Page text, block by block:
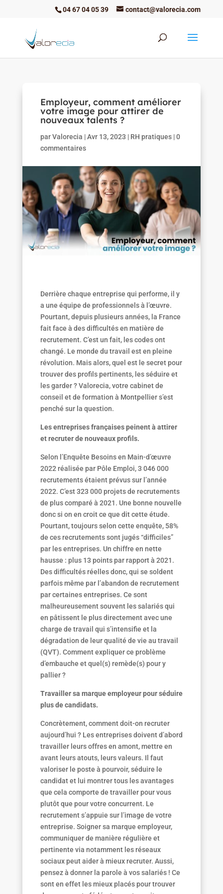
04 67 04 05 39 contact@valorecia.com
Employeur, comment améliorer
votre image pour attirer de
nouveaux talents ?
parValorecia |Avr 13, 2023 | RH pratiques|0
commentaires
Derrière chaque entreprise qui performe, il y
a une équipe de professionnels à l’œuvre.
Pourtant, depuis plusieurs années, la France
fait face à des difficultés en matière de
recrutement. C’est un fait, les codes ont
changé. Le monde du travail est en pleine
révolution. Mais alors, quel est le secret pour
trouver des profils pertinents, les séduire et
les garder ? Valorecia, votre cabinet de
conseil et de formation à Montpellier s’est
penché sur la question.
Les entreprises françaises peinent à attirer
et recruter de nouveaux profils.
Selon l’Enquête Besoins en Main-d’œuvre
2022 réalisée par Pôle Emploi, 3 046 000
recrutements étaient prévus sur l’année
2022. C’est 323 000 projets de recrutements
de plus comparé à 2021. Une bonne nouvelle
donc si on en croit ce que dit cette étude.
Pourtant, toujours selon cette enquête, 58%
de ces recrutements sont jugés “difficiles”
par les entreprises. Un chiffre en nette
hausse : plus 13 points par rapport à 2021.
Des difficultés réelles donc, qui se soldent
parfois même par l’abandon de recrutement
par certaines entreprises. Ce sont
malheureusement souvent les salariés qui
en pâtissent le plus directement avec une
charge de travail qui s’intensifie et la
dégradation de leur qualité de vie au travail
(QVT). Comment expliquer ce problème
d’embauche et quel(s) remède(s) pour y
pallier ?
Travailler sa marque employeur pour séduire
plus de candidats.
Concrètement, comment doit-on recruter
aujourd’hui ? Les entreprises doivent d’abord
travailler leurs offres en amont, mettre en
avant leurs atouts, leurs valeurs. Il faut
valoriser le poste à pourvoir, séduire le
candidat et lui montrer tous les avantages
que cela comporte de travailler pour vous
plutôt que pour votre concurrent. Le
recrutement s’appuie sur l’image de votre
entreprise. Soigner sa marque employeur,
communiquer de manière régulière et
pertinente via notamment les réseaux
sociaux peut aider à mieux recruter. Aussi,
pensez à donner la parole à vos salariés ! Ce
sont en effet les mieux placés pour trouver